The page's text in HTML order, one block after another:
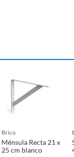
de cocina y
brico
Ménsula Recta 21 x
25 cm blanco